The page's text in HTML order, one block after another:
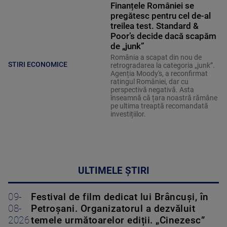
STIRI ECONOMICE
Finanțele României se
pregătesc pentru cel de-al
treilea test. Standard &
Poor’s decide dacă scapăm
de „junk”
România a scapat din nou de
retrogradarea la categoria „junk”.
Agenția Moody's, a reconfirmat
ratingul României, dar cu
perspectivă negativă. Asta
înseamnă că țara noastră rămâne
pe ultima treaptă recomandată
investițiilor.
ULTIMELE ȘTIRI
09-
08-
2026
Festival de film dedicat lui Brâncuși, în
Petroșani. Organizatorul a dezvăluit
temele următoarelor ediții. „Cinezesc”